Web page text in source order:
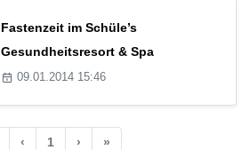
Fastenzeit im Schüle’s
Gesundheitsresort & Spa
09.01.2014 15:46
‹ 1 › »